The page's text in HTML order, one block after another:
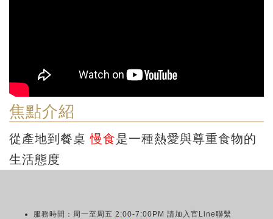
焦點介紹
從產地到餐桌慢食是一種熱愛與尊重食物的
生活態度
服務時間：周一至周五 2:00-7:00PM 請加入官Line聯繫